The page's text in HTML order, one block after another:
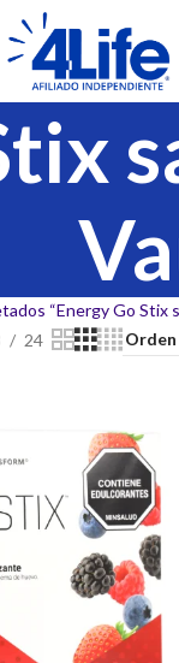
“Energy Go Stix
24